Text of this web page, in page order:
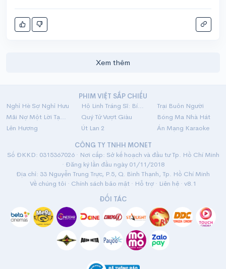
Xem thêm
PHIM VIỆT SẮP CHIẾU
Nghỉ Hè Sợ Nghỉ Hưu
Hộ Linh Tráng Sĩ: Bí Ẩn Mộ Vua Đinh
Trại Buôn Người
Mãi Nợ Một Lời Tạm Biệt
Quý Tử Vượt Giàu
Bóng Ma Nhà Hát
Lên Hương
Út Lan 2
Án Mạng Karaoke
CÔNG TY TNHH MONET
Số ĐKKD: 0315367026 · Nơi cấp: Sở kế hoạch và đầu tư Tp. Hồ Chí Minh
· Đăng ký lần đầu ngày 01/11/2018
Địa chỉ: 33 Nguyễn Trung Trực, P.5, Q. Bình Thạnh, Tp. Hồ Chí Minh
Về chúng tôi · Chính sách bảo mật · Hỗ trợ · Liên hệ · v8.1
ĐỐI TÁC